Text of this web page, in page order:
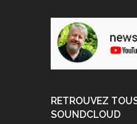
RETROUVEZ
SOUNDCLOUD